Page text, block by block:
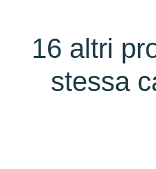
16 altri
stessa